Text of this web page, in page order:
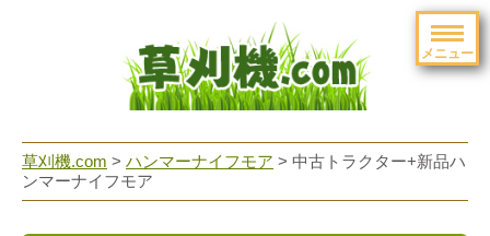
メニュー
草刈機.com > ハンマーナイフモア > 中古トラクター+新品ハ
ンマーナイフモア